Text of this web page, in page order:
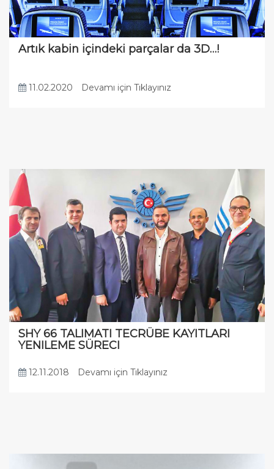
Artık kabin içindeki parçalar da 3D…!
11.02.2020 Devamı için Tıklayınız
SHY 66 TALIMATI TECRÜBE KAYITLARI
YENILEME SÜRECI
12.11.2018 Devamı için Tıklayınız